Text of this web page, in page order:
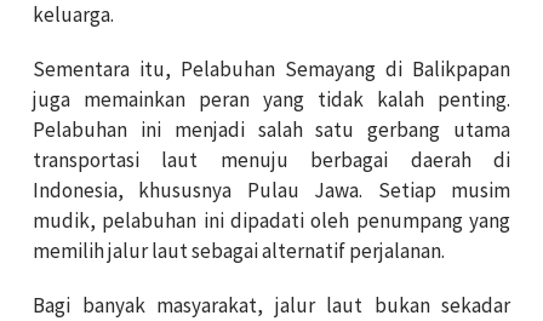
keluarga.
Sementara itu, Pelabuhan Semayang di Balikpapan
juga memainkan peran yang tidak kalah penting.
Pelabuhan ini menjadi salah satu gerbang utama
transportasi laut menuju berbagai daerah di
Indonesia, khususnya Pulau Jawa. Setiap musim
mudik, pelabuhan ini dipadati oleh penumpang yang
memilih jalur laut sebagai alternatif perjalanan.
Bagi banyak masyarakat, jalur laut bukan sekadar